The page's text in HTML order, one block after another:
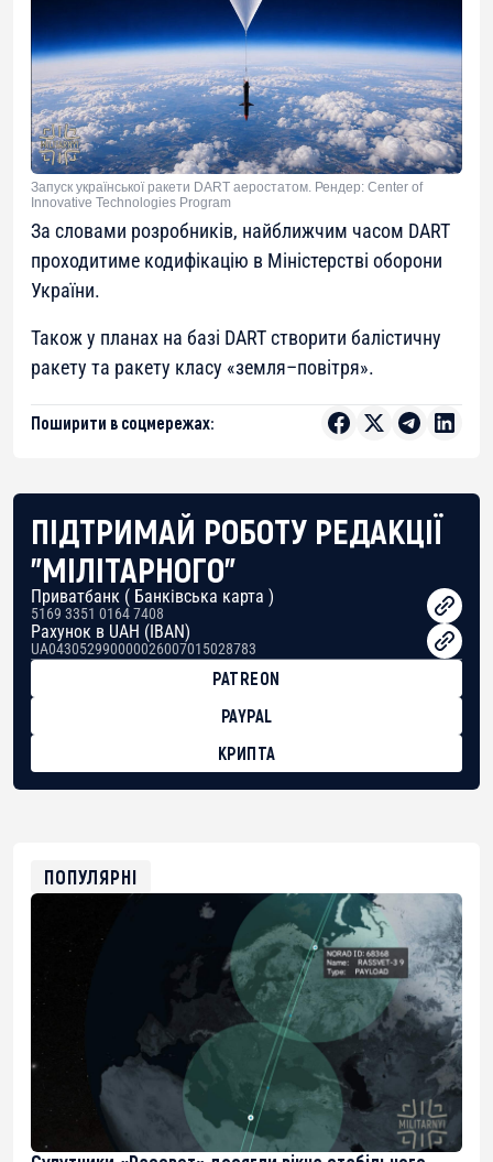
Запуск української ракети DART аеростатом. Рендер: Center of
Innovative Technologies Program
За словами розробників, найближчим часом DART
проходитиме кодифікацію в Міністерстві оборони
України.
Також у планах на базі DART створити балістичну
ракету та ракету класу «земля–повітря».
Поширити в соцмережах:
ПІДТРИМАЙ РОБОТУ РЕДАКЦІЇ
"МІЛІТАРНОГО"
Приватбанк ( Банківська карта )
5169 3351 0164 7408
Рахунок в UAH (IBAN)
UA043052990000026007015028783
PATREON
PAYPAL
КРИПТА
0xfD02863D3289416fcF50975c9DFda13623f97758
ПОПУЛЯРНІ